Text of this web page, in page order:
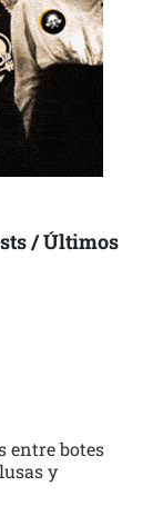
/ Últimos
entre botes
y